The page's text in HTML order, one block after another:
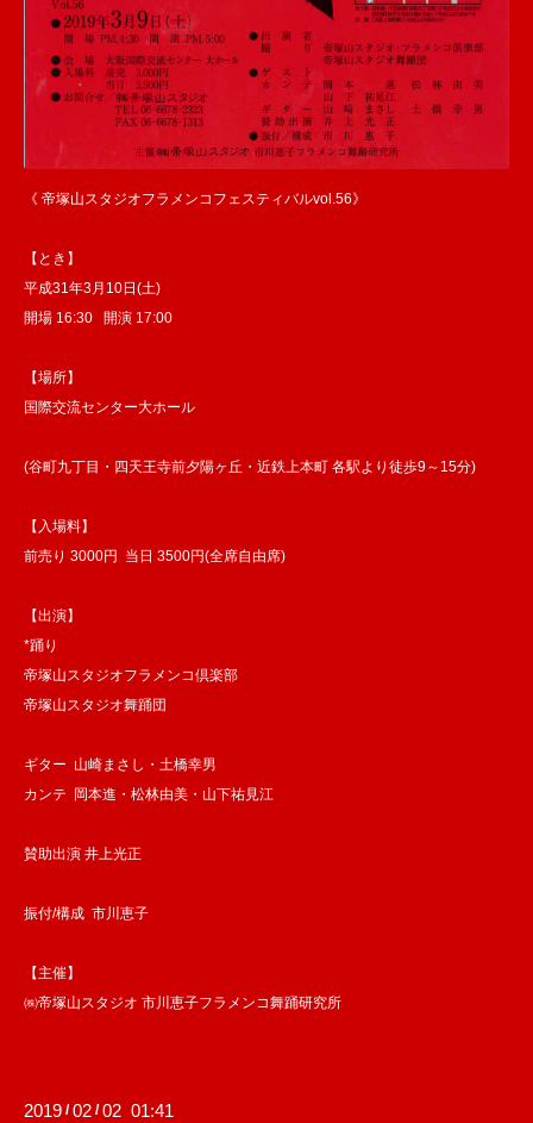
《 帝塚山スタジオフラメンコフェスティバルvol.56》
【とき】
平成31年3月10日(土)
開場 16:30 開演 17:00
【場所】
国際交流センター大ホール
(谷町九丁目・四天王寺前夕陽ヶ丘・近鉄上本町 各駅より徒歩9～15分)
【入場料】
前売り 3000円 当日 3500円(全席自由席)
【出演】
*踊り
帝塚山スタジオフラメンコ倶楽部
帝塚山スタジオ舞踊団
ギター 山崎まさし・土橋幸男
カンテ 岡本進・松林由美・山下祐見江
賛助出演 井上光正
振付/構成 市川恵子
【主催】
㈱帝塚山スタジオ 市川恵子フラメンコ舞踊研究所
2019 /02 /02 01:41